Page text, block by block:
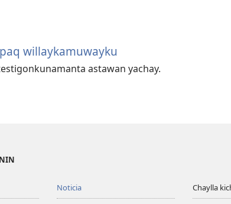
willaykamuwayku
astawan yachay.
Noticia Chaylla